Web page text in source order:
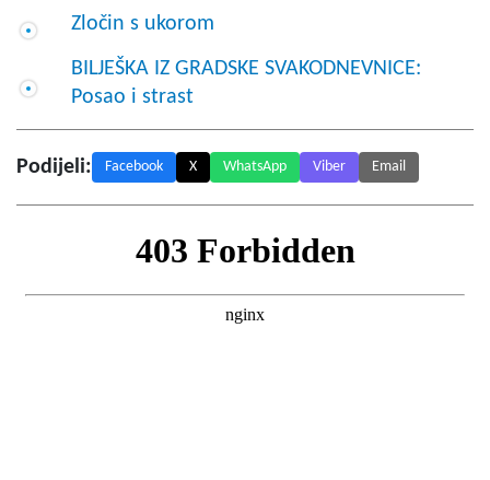
Zločin s ukorom
BILJEŠKA IZ GRADSKE SVAKODNEVNICE:
Posao i strast
Podijeli: Facebook X WhatsApp Viber Email